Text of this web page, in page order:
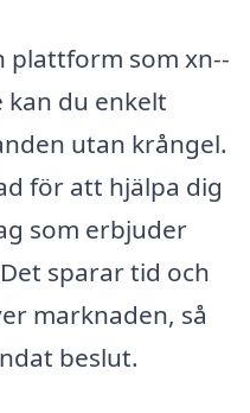
plattform som xn--
du enkelt
utan krångel.
för att hjälpa dig
som erbjuder
sparar tid och
marknaden, så
beslut.